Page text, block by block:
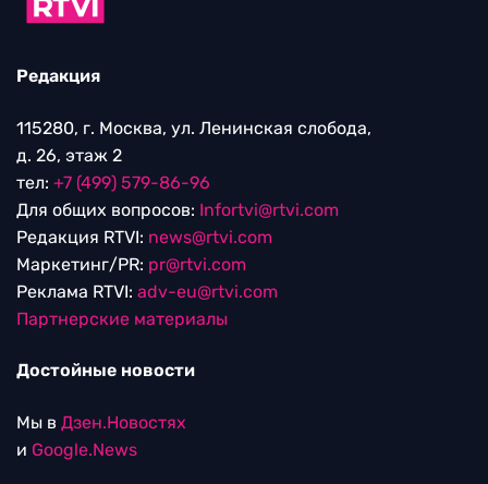
Редакция
115280, г. Москва, ул. Ленинская слобода,
д. 26, этаж 2
тел: +7 (499) 579-86-96
Для общих вопросов: Infortvi@rtvi.com
Редакция RTVI: news@rtvi.com
Маркетинг/PR: pr@rtvi.com
Реклама RTVI: adv-eu@rtvi.com
Партнерские материалы
Достойные новости
Мы в Дзен.Новостях
и Google.News